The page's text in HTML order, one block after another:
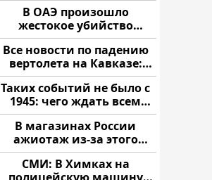
В ОАЭ произошло
жестокое убийство
криптомиллионера
Все новости по падению
вертолета на Кавказе:
читать здесь
Таких событий не было с
1945: чего ждать всем
нам?
В магазинах России
ажиотаж из-за этого
продукта: что купить?
СМИ: В Химках на